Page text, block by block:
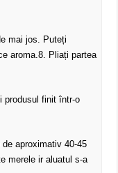
mai jos. Puteți
aroma.8. Pliați partea
produsul finit într-o
aproximativ 40-45
merele ir aluatul s-a